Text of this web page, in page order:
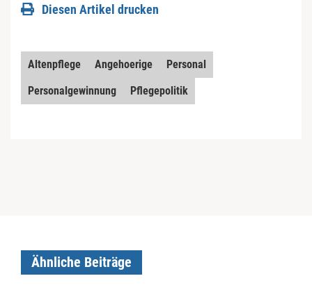
Diesen Artikel drucken
Altenpflege Angehoerige
Personal
Personalgewinnung
Pflegepolitik
Ähnliche Beiträge